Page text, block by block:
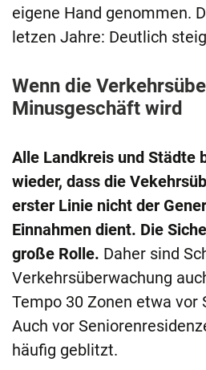
eigene Hand genommen.
letzen Jahre: Deutlich
Wenn die
Minusgeschäft wird
Alle Landkreis und Städte
wieder, dass die
erster Linie nicht der
Einnahmen dient. Die
große Rolle. Daher sind
Verkehrsüberwachung
Tempo 30 Zonen etwa vor
Auch vor
häufig geblitzt.